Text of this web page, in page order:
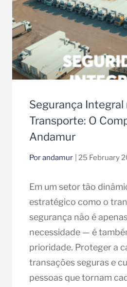
Segurança Integral
Transporte: O
Andamur
Por andamur | 25 February
Em um setor tão
estratégico como o
segurança não é
necessidade — é
prioridade. Proteger a
transações seguras e
pessoas que tornam